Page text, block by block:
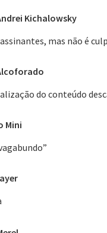
Kichalowsky
mas não é
do conteúdo
Mini